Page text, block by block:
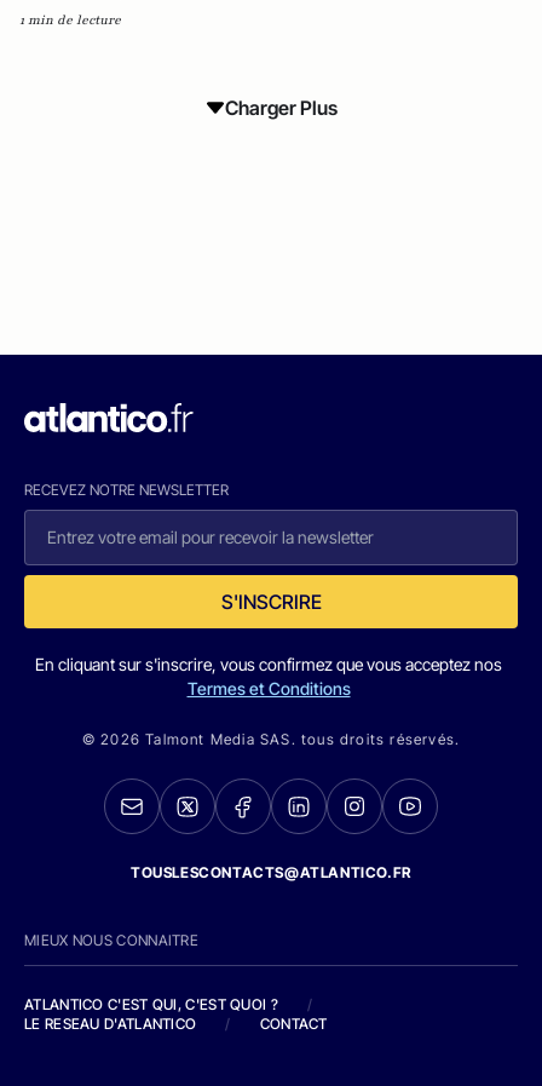
1 min de lecture
Charger Plus
RECEVEZ NOTRE NEWSLETTER
S'INSCRIRE
En cliquant sur s'inscrire, vous confirmez que vous acceptez nos
Termes et Conditions
© 2026 Talmont Media SAS. tous droits réservés.
TOUSLESCONTACTS@ATLANTICO.FR
MIEUX NOUS CONNAITRE
ATLANTICO C'EST QUI, C'EST QUOI ?
/
LE RESEAU D'ATLANTICO
/ CONTACT